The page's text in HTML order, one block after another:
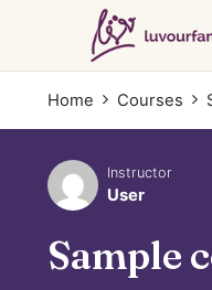
Home Courses
Instructor
User
Sample